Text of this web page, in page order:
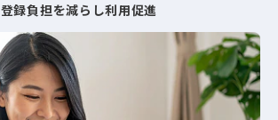
登録負担を減らし利用促進​